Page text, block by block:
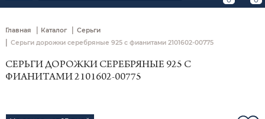
Главная | Каталог | Серьги
| Серьги дорожки серебряные 925 с фианитами 2101602-00775
СЕРЬГИ ДОРОЖКИ СЕРЕБРЯНЫЕ 925 С
ФИАНИТАМИ 2101602-00775